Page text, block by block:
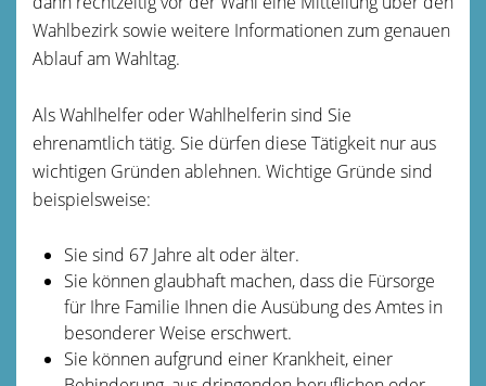
Wahlbezirk sowie weitere Informationen zum genauen
Ablauf am Wahltag.
Als Wahlhelfer oder Wahlhelferin sind Sie
ehrenamtlich tätig. Sie dürfen diese Tätigkeit nur aus
wichtigen Gründen ablehnen. Wichtige Gründe sind
beispielsweise:
Sie sind 67 Jahre alt oder älter.
Sie können glaubhaft machen, dass die Fürsorge
für Ihre Familie Ihnen die Ausübung des Amtes in
besonderer Weise erschwert.
Sie können aufgrund einer Krankheit, einer